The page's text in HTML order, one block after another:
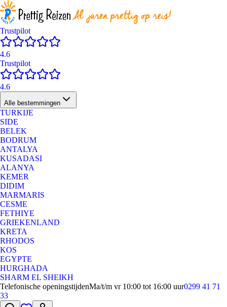
Trustpilot
4.6
Trustpilot
4.6
Alle bestemmingen
TURKIJE
SIDE
BELEK
BODRUM
ANTALYA
KUSADASI
ALANYA
KEMER
DIDIM
MARMARIS
CESME
FETHIYE
GRIEKENLAND
KRETA
RHODOS
KOS
EGYPTE
HURGHADA
SHARM EL SHEIKH
Telefonische openingstijdenMa/t/m vr 10:00 tot 16:00 uur0299 41 71
33